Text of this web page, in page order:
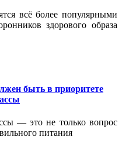
всё более популярными
здорового образа
быть в приоритете
— это не только вопрос
питания